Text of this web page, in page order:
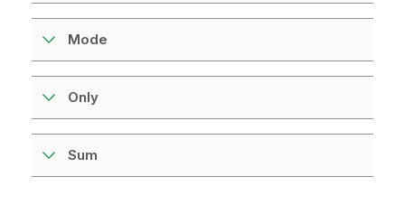
Mode
Only
Sum